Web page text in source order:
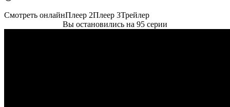
Смотреть онлайнПлеер 2Плеер 3Трейлер
Вы остановились на 95 серии